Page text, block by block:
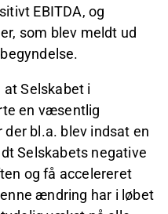
EBITDA, og
som blev meldt ud
Selskabet i
en væsentlig
bl.a. blev indsat en
Selskabets negative
og få accelereret
ændring har i løbet